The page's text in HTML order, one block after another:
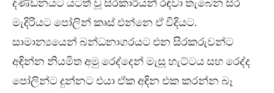
දණ්ඩනයට යටත් වූ සිරකාරියන් රඳවා තැබෙන සිර
මැදිරියට පෝලින් කෘස් එන්නෙ ඒ විදියට.
සාමාන්‍යයෙන් බන්ධනාගරයට එන සිරකරුවන්ට
අඳින්න නියමිත අමු රෙද්දෙන් මැසූ හැට්ටය සහ රෙද්ද
‍පෝලින්ට දුන්නට එයා ඒක අඳින එක කරන්න බෑ